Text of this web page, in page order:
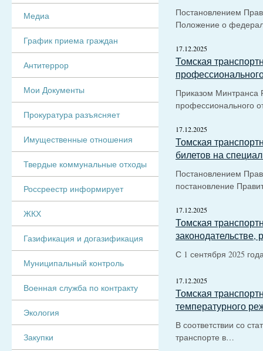
Постановлением
Положение о
17.12.2025
Томская
Приказом Минтранса
профессионального
17.12.2025
Томская
билетов на
Постановлением
постановление
17.12.2025
Томская
С 1 сентября 2025
17.12.2025
Томская
температурного
В соответствии со
транспорте в…
Медиа
График приема граждан
Антитеррор
Мои Документы
Прокуратура разъясняет
Имущественные отношения
Твердые коммунальные отходы
Россреестр информирует
ЖКХ
Газификация и догазификация
Муниципальный контроль
Военная служба по контракту
Экология
Закупки